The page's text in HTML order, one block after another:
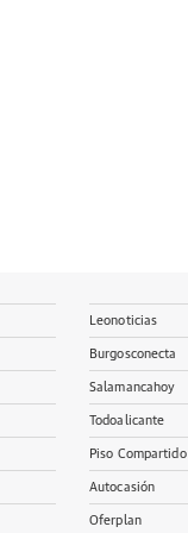
Leonoticias
Burgosconecta
Salamancahoy
Todoalicante
Piso Compartido
Autocasión
Oferplan